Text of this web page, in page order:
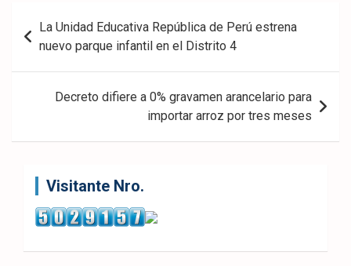
Navegación
de
entradas
La Unidad Educativa República de Perú estrena
nuevo parque infantil en el Distrito 4
Decreto difiere a 0% gravamen arancelario para
importar arroz por tres meses
Visitante Nro.